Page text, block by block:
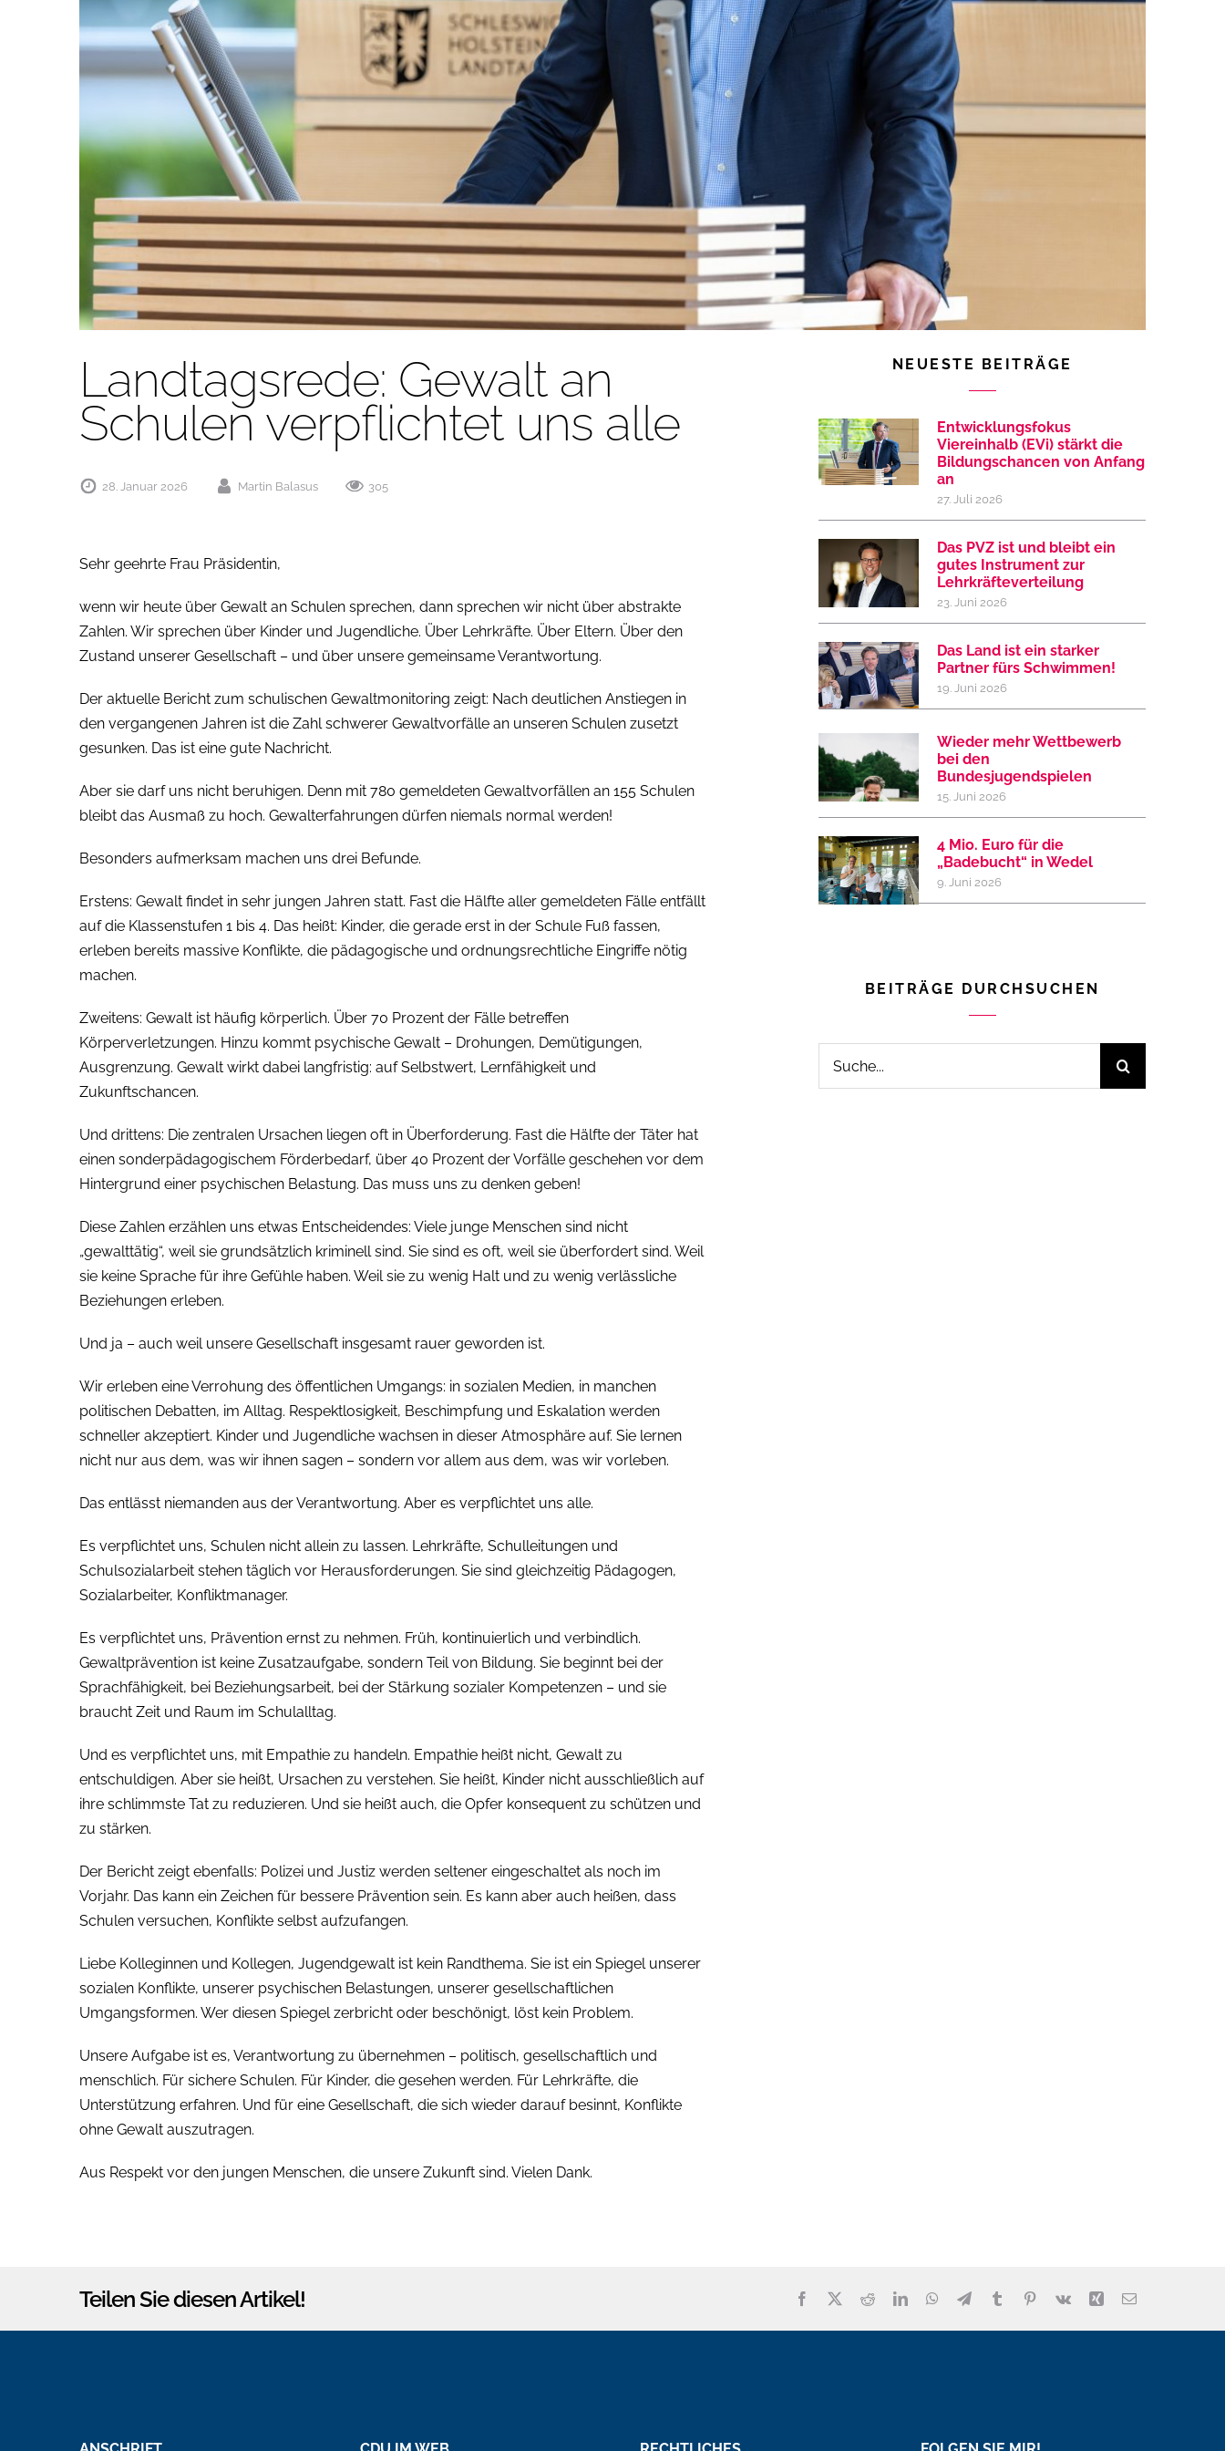
Landtagsrede: Gewalt an
Schulen verpflichtet uns alle
28. Januar 2026 Martin Balasus 305
Sehr geehrte Frau Präsidentin,
wenn wir heute über Gewalt an Schulen sprechen, dann sprechen wir nicht über abstrakte
Zahlen. Wir sprechen über Kinder und Jugendliche. Über Lehrkräfte. Über Eltern. Über den
Zustand unserer Gesellschaft – und über unsere gemeinsame Verantwortung.
Der aktuelle Bericht zum schulischen Gewaltmonitoring zeigt: Nach deutlichen Anstiegen in
den vergangenen Jahren ist die Zahl schwerer Gewaltvorfälle an unseren Schulen zusetzt
gesunken. Das ist eine gute Nachricht.
Aber sie darf uns nicht beruhigen. Denn mit 780 gemeldeten Gewaltvorfällen an 155 Schulen
bleibt das Ausmaß zu hoch. Gewalterfahrungen dürfen niemals normal werden!
Besonders aufmerksam machen uns drei Befunde.
Erstens: Gewalt findet in sehr jungen Jahren statt. Fast die Hälfte aller gemeldeten Fälle entfällt
auf die Klassenstufen 1 bis 4. Das heißt: Kinder, die gerade erst in der Schule Fuß fassen,
erleben bereits massive Konflikte, die pädagogische und ordnungsrechtliche Eingriffe nötig
machen.
Zweitens: Gewalt ist häufig körperlich. Über 70 Prozent der Fälle betreffen
Körperverletzungen. Hinzu kommt psychische Gewalt – Drohungen, Demütigungen,
Ausgrenzung. Gewalt wirkt dabei langfristig: auf Selbstwert, Lernfähigkeit und
Zukunftschancen.
Und drittens: Die zentralen Ursachen liegen oft in Überforderung. Fast die Hälfte der Täter hat
einen sonderpädagogischem Förderbedarf, über 40 Prozent der Vorfälle geschehen vor dem
Hintergrund einer psychischen Belastung. Das muss uns zu denken geben!
Diese Zahlen erzählen uns etwas Entscheidendes: Viele junge Menschen sind nicht
„gewalttätig“, weil sie grundsätzlich kriminell sind. Sie sind es oft, weil sie überfordert sind. Weil
sie keine Sprache für ihre Gefühle haben. Weil sie zu wenig Halt und zu wenig verlässliche
Beziehungen erleben.
Und ja – auch weil unsere Gesellschaft insgesamt rauer geworden ist.
Wir erleben eine Verrohung des öffentlichen Umgangs: in sozialen Medien, in manchen
politischen Debatten, im Alltag. Respektlosigkeit, Beschimpfung und Eskalation werden
schneller akzeptiert. Kinder und Jugendliche wachsen in dieser Atmosphäre auf. Sie lernen
nicht nur aus dem, was wir ihnen sagen – sondern vor allem aus dem, was wir vorleben.
Das entlässt niemanden aus der Verantwortung. Aber es verpflichtet uns alle.
Es verpflichtet uns, Schulen nicht allein zu lassen. Lehrkräfte, Schulleitungen und
Schulsozialarbeit stehen täglich vor Herausforderungen. Sie sind gleichzeitig Pädagogen,
Sozialarbeiter, Konfliktmanager.
Es verpflichtet uns, Prävention ernst zu nehmen. Früh, kontinuierlich und verbindlich.
Gewaltprävention ist keine Zusatzaufgabe, sondern Teil von Bildung. Sie beginnt bei der
Sprachfähigkeit, bei Beziehungsarbeit, bei der Stärkung sozialer Kompetenzen – und sie
braucht Zeit und Raum im Schulalltag.
Und es verpflichtet uns, mit Empathie zu handeln. Empathie heißt nicht, Gewalt zu
entschuldigen. Aber sie heißt, Ursachen zu verstehen. Sie heißt, Kinder nicht ausschließlich auf
ihre schlimmste Tat zu reduzieren. Und sie heißt auch, die Opfer konsequent zu schützen und
zu stärken.
Der Bericht zeigt ebenfalls: Polizei und Justiz werden seltener eingeschaltet als noch im
Vorjahr. Das kann ein Zeichen für bessere Prävention sein. Es kann aber auch heißen, dass
Schulen versuchen, Konflikte selbst aufzufangen.
Liebe Kolleginnen und Kollegen, Jugendgewalt ist kein Randthema. Sie ist ein Spiegel unserer
sozialen Konflikte, unserer psychischen Belastungen, unserer gesellschaftlichen
Umgangsformen. Wer diesen Spiegel zerbricht oder beschönigt, löst kein Problem.
Unsere Aufgabe ist es, Verantwortung zu übernehmen – politisch, gesellschaftlich und
menschlich. Für sichere Schulen. Für Kinder, die gesehen werden. Für Lehrkräfte, die
Unterstützung erfahren. Und für eine Gesellschaft, die sich wieder darauf besinnt, Konflikte
ohne Gewalt auszutragen.
Aus Respekt vor den jungen Menschen, die unsere Zukunft sind. Vielen Dank.
NEUESTE BEITRÄGE
Entwicklungsfokus
Viereinhalb (EVi) stärkt die
Bildungschancen von Anfang
an
27. Juli 2026
Das PVZ ist und bleibt ein
gutes Instrument zur
Lehrkräfteverteilung
23. Juni 2026
Das Land ist ein starker
Partner fürs Schwimmen!
19. Juni 2026
Wieder mehr Wettbewerb
bei den
Bundesjugendspielen
15. Juni 2026
4 Mio. Euro für die
„Badebucht“ in Wedel
9. Juni 2026
BEITRÄGE DURCHSUCHEN
Teilen Sie diesen Artikel!